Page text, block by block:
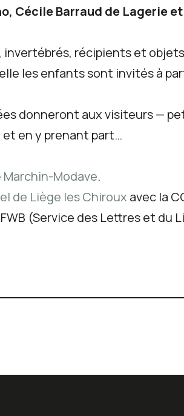
Cécile Barraud de Lagerie
invertébrés, récipients et
les enfants sont invités à
donneront aux visiteurs —
et en y prenant part…
Modave.
de Liège les Chiroux avec la
(Service des Lettres et du